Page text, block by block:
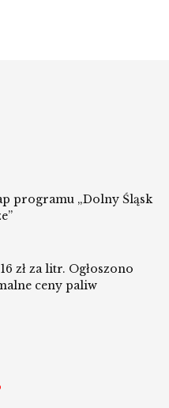
programu „Dolny Śląsk
zł za litr. Ogłoszono
ceny paliw